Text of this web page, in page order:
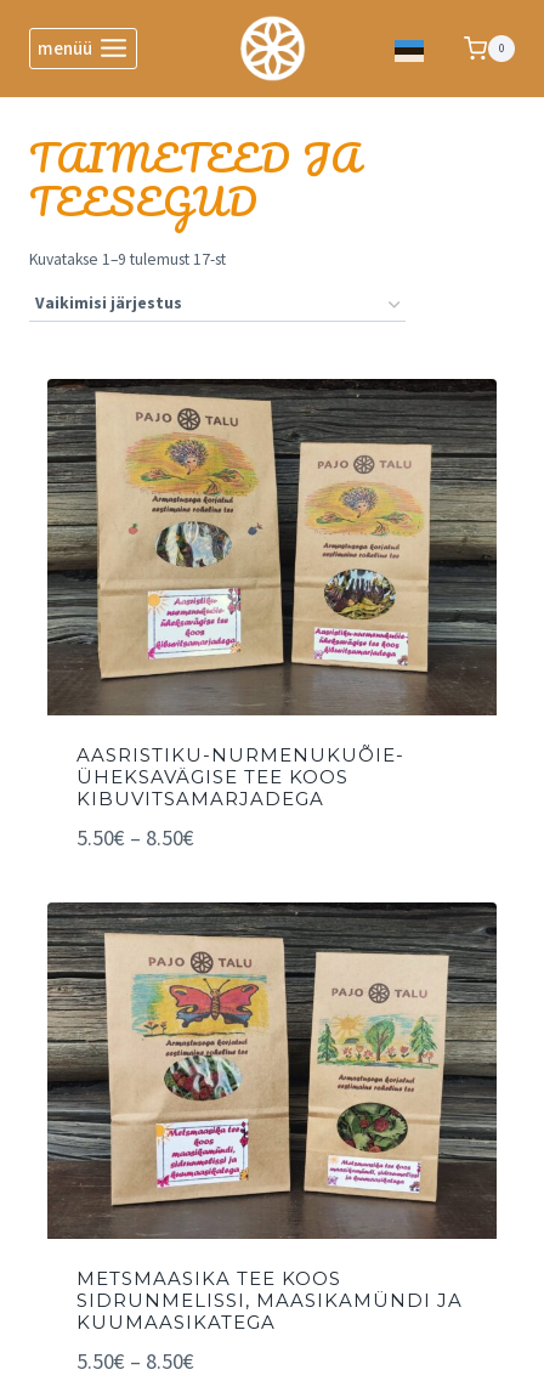
menüü 0
TAIMETEED JA
TEESEGUD
Kuvatakse 1–9 tulemust 17-st
AASRISTIKU-NURMENUKUÕIE-
ÜHEKSAVÄGISE TEE KOOS
KIBUVITSAMARJADEGA
5.50€ – 8.50€
METSMAASIKA TEE KOOS
SIDRUNMELISSI, MAASIKAMÜNDI JA
KUUMAASIKATEGA
5.50€ – 8.50€